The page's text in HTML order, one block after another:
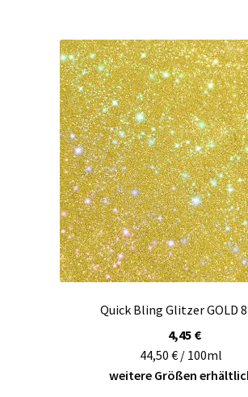
Quick Bling Glitzer GOLD
4,45 €
44,50 € / 100ml
weitere Größen